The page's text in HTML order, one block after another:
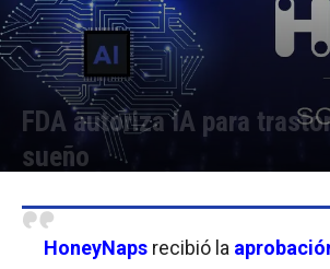
FDA autoriza IA para
sueño
HoneyNaps recibió la